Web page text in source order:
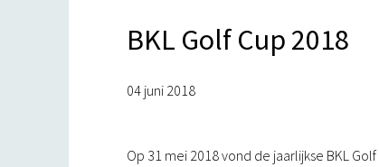
BKL Golf Cup 2018
04 juni 2018
Op 31 mei 2018 vond de jaarlijkse BKL